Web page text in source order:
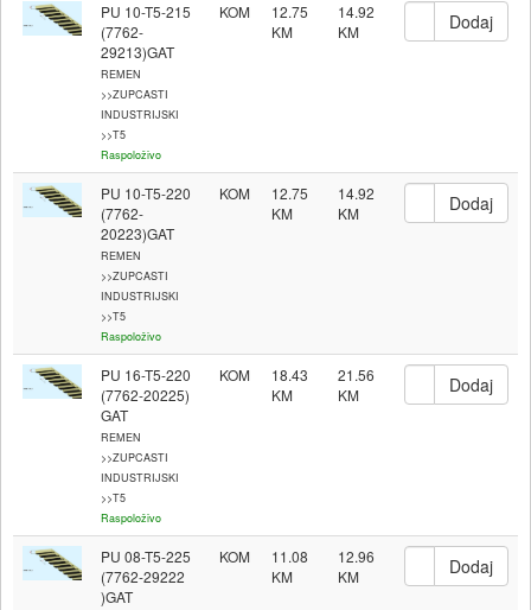
PU 10-T5-215
(7762-
29213)GAT
REMEN
>>ZUPCASTI
INDUSTRIJSKI
>>T5
Raspoloživo
KOM 12.75 14.92
PU 10-T5-220
(7762-
20223)GAT
REMEN
>>ZUPCASTI
INDUSTRIJSKI
>>T5
Raspoloživo
KOM 12.75 14.92
PU 16-T5-220
(7762-20225)
GAT
REMEN
>>ZUPCASTI
INDUSTRIJSKI
>>T5
Raspoloživo
KOM 18.43 21.56
PU 08-T5-225
(7762-29222
)GAT
KOM 11.08 12.96